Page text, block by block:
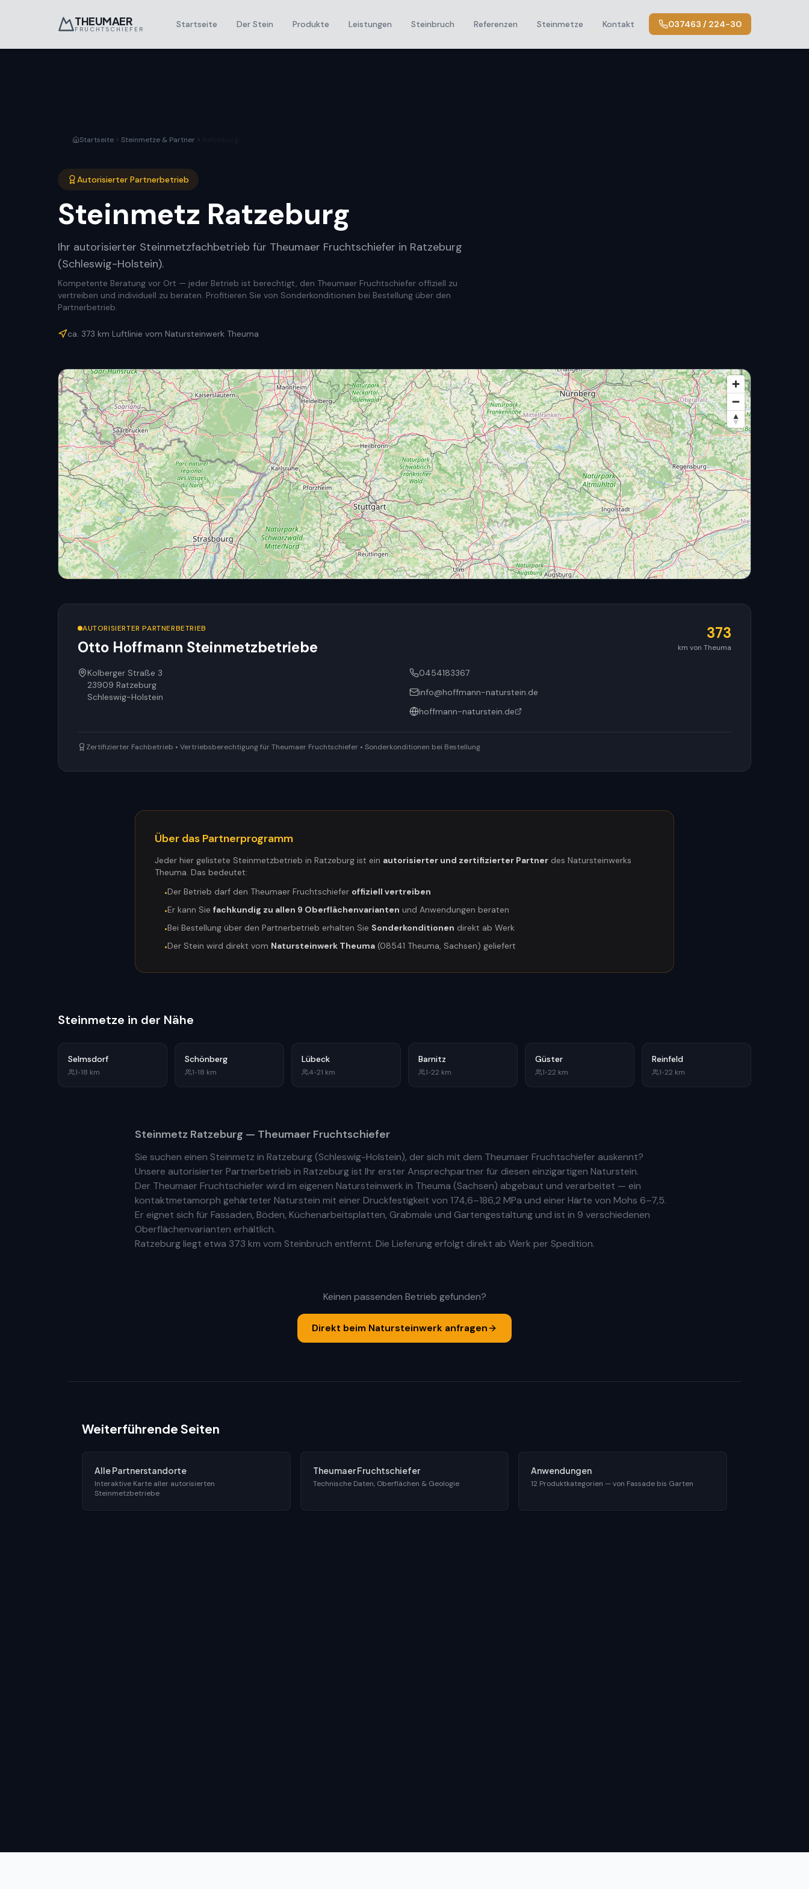
THEUMAER
FRUCHTSCHIEFER Startseite Der Stein Produkte Leistungen Steinbruch Referenzen Steinmetze Kontakt 037463 / 224-30
Startseite Steinmetze & Partner
Autorisierter Partnerbetrieb
Steinmetz Ratzeburg
Ihr autorisierter Steinmetzfachbetrieb für Theumaer Fruchtschiefer in Ratzeburg
(Schleswig-Holstein).
Kompetente Beratung vor Ort — jeder Betrieb ist berechtigt, den Theumaer Fruchtschiefer offiziell zu
vertreiben und individuell zu beraten. Profitieren Sie von Sonderkonditionen bei Bestellung über den
Partnerbetrieb.
ca. 373 km Luftlinie vom Natursteinwerk Theuma
AUTORISIERTER PARTNERBETRIEB
Otto Hoffmann Steinmetzbetriebe
373
km von Theuma
Kolberger Straße 3
23909 Ratzeburg
Schleswig-Holstein
0454183367
info@hoffmann-naturstein.de
hoffmann-naturstein.de
Zertifizierter Fachbetrieb • Vertriebsberechtigung für Theumaer Fruchtschiefer • Sonderkonditionen bei Bestellung
Über das Partnerprogramm
Jeder hier gelistete Steinmetzbetrieb in Ratzeburg ist ein autorisierter und zertifizierter Partner des Natursteinwerks
Theuma. Das bedeutet:
•Der Betrieb darf den Theumaer Fruchtschiefer offiziell vertreiben
•Er kann Sie fachkundig zu allen 9 Oberflächenvarianten und Anwendungen beraten
•Bei Bestellung über den Partnerbetrieb erhalten Sie Sonderkonditionen direkt ab Werk
•Der Stein wird direkt vom Natursteinwerk Theuma (08541 Theuma, Sachsen) geliefert
Steinmetze in der Nähe
Selmsdorf
1•18 km
Schönberg
1•18 km
Lübeck
4•21 km
Barnitz
1•22 km
Güster
1•22 km
Reinfeld
1•22 km
Steinmetz Ratzeburg — Theumaer Fruchtschiefer
Sie suchen einen Steinmetz in Ratzeburg(Schleswig-Holstein), der sich mit dem Theumaer Fruchtschiefer auskennt?
Unsere autorisierter Partnerbetrieb in Ratzeburgist Ihr erster Ansprechpartner für diesen einzigartigen Naturstein.
Der Theumaer Fruchtschiefer wird im eigenen Natursteinwerk in Theuma (Sachsen) abgebaut und verarbeitet — ein
kontaktmetamorph gehärteter Naturstein mit einer Druckfestigkeit von 174,6–186,2 MPa und einer Härte von Mohs 6–7,5.
Er eignet sich für Fassaden, Böden, Küchenarbeitsplatten, Grabmale und Gartengestaltung und ist in 9 verschiedenen
Oberflächenvarianten erhältlich.
Ratzeburgliegt etwa 373 km vom Steinbruch entfernt. Die Lieferung erfolgt direkt ab Werk per Spedition.
Keinen passenden Betrieb gefunden?
Direkt beim Natursteinwerk anfragen
Weiterführende Seiten
Alle Partnerstandorte
Interaktive Karte aller autorisierten
Steinmetzbetriebe
Theumaer Fruchtschiefer
Technische Daten, Oberflächen & Geologie
Anwendungen
12 Produktkategorien — von Fassade bis Garten